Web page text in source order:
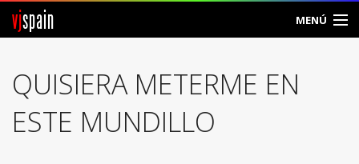
vjspain MENÚ
Foros
Noticias
QUISIERA METERME EN
ESTE MUNDILLO